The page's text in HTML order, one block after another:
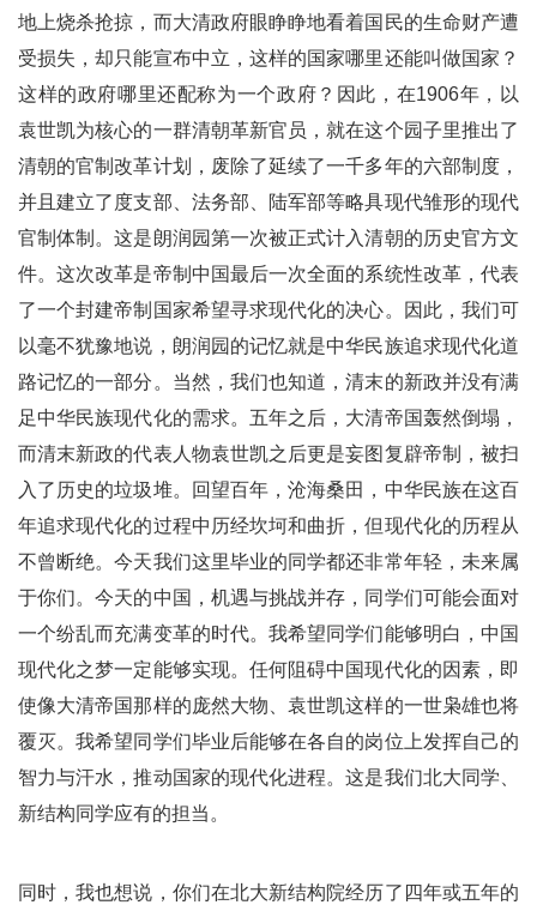
地上烧杀抢掠，而大清政府眼睁睁地看着国民的生命财产遭
受损失，却只能宣布中立，这样的国家哪里还能叫做国家？
这样的政府哪里还配称为一个政府？因此，在1906年，以
袁世凯为核心的一群清朝革新官员，就在这个园子里推出了
清朝的官制改革计划，废除了延续了一千多年的六部制度，
并且建立了度支部、法务部、陆军部等略具现代雏形的现代
官制体制。这是朗润园第一次被正式计入清朝的历史官方文
件。这次改革是帝制中国最后一次全面的系统性改革，代表
了一个封建帝制国家希望寻求现代化的决心。因此，我们可
以毫不犹豫地说，朗润园的记忆就是中华民族追求现代化道
路记忆的一部分。当然，我们也知道，清末的新政并没有满
足中华民族现代化的需求。五年之后，大清帝国轰然倒塌，
而清末新政的代表人物袁世凯之后更是妄图复辟帝制，被扫
入了历史的垃圾堆。回望百年，沧海桑田，中华民族在这百
年追求现代化的过程中历经坎坷和曲折，但现代化的历程从
不曾断绝。今天我们这里毕业的同学都还非常年轻，未来属
于你们。今天的中国，机遇与挑战并存，同学们可能会面对
一个纷乱而充满变革的时代。我希望同学们能够明白，中国
现代化之梦一定能够实现。任何阻碍中国现代化的因素，即
使像大清帝国那样的庞然大物、袁世凯这样的一世枭雄也将
覆灭。我希望同学们毕业后能够在各自的岗位上发挥自己的
智力与汗水，推动国家的现代化进程。这是我们北大同学、
新结构同学应有的担当。
同时，我也想说，你们在北大新结构院经历了四年或五年的